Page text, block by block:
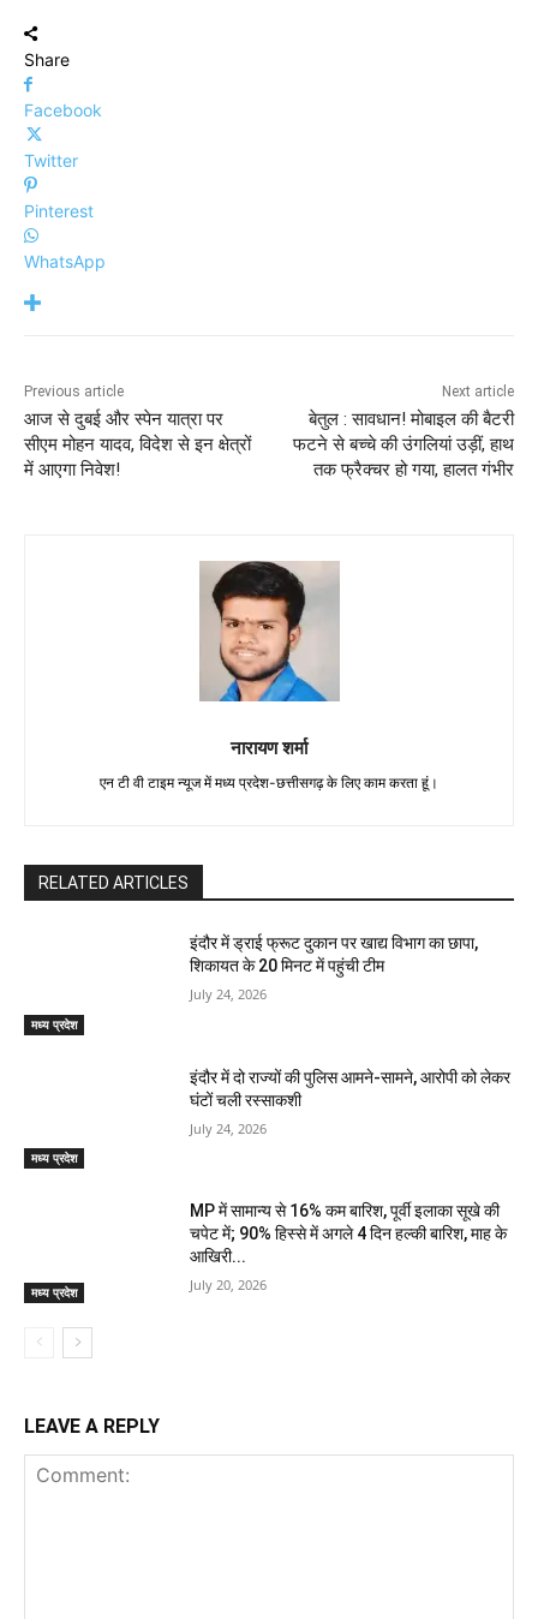
Share
Facebook
Twitter
Pinterest
WhatsApp
Previous article
आज से दुबई और स्पेन यात्रा पर
सीएम मोहन यादव, विदेश से इन क्षेत्रों
में आएगा निवेश!
Next article
बेतुल : सावधान! मोबाइल की बैटरी
फटने से बच्चे की उंगलियां उड़ीं, हाथ
तक फ्रैक्चर हो गया, हालत गंभीर
नारायण शर्मा
एन टी वी टाइम न्यूज में मध्य प्रदेश-छत्तीसगढ़ के लिए काम करता हूं।
RELATED ARTICLES
मध्य प्रदेश
इंदौर में ड्राई फ्रूट दुकान पर खाद्य विभाग का छापा,
शिकायत के 20 मिनट में पहुंची टीम
July 24, 2026
मध्य प्रदेश
इंदौर में दो राज्यों की पुलिस आमने-सामने, आरोपी को लेकर
घंटों चली रस्साकशी
July 24, 2026
मध्य प्रदेश
MP में सामान्य से 16% कम बारिश, पूर्वी इलाका सूखे की
चपेट में; 90% हिस्से में अगले 4 दिन हल्की बारिश, माह के
आखिरी...
July 20, 2026
LEAVE A REPLY